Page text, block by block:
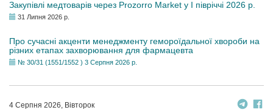
Закупівлі медтоварів через Prozorro Market у I півріччі 2026 р.
31 Липня 2026 р.
Про сучасні акценти менеджменту гемороїдальної хвороби на
різних етапах захворювання для фармацевта
№ 30/31 (1551/1552 ) 3 Серпня 2026 р.
4 Серпня 2026, Вівторок